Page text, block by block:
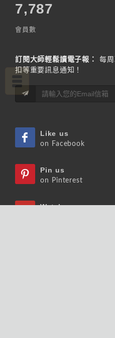
7,787
會員數
訂閱大師輕鬆讀電子報：
每
扣等重要訊息通知！
Like us
on Facebook
Pin us
on Pinterest
Watch us